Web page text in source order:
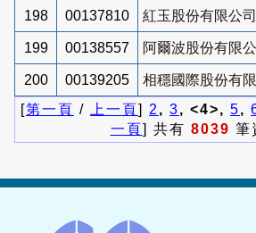
198 00137810 紅玉股份有限公司
199 00138557 阿爾波股份有限
200 00139205
相穩國際股份有
[第一頁 / 上一頁] 2 , 3, <4>, 5,
一頁] 共有 8039 筆